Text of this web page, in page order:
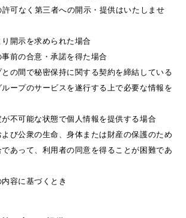
可なく第三者への開示・提供はいたしませ
り開示を求められた場合
事前の合意・承諾を得た場合
との間で秘密保持に関する契約を締結している
ープのサービスを遂行する上で必要な情報を
が不可能な状態で個人情報を提供する場合
よび公衆の生命、身体または財産の保護のため
あって、利用者の同意を得ることが困難であ
内容に基づくとき